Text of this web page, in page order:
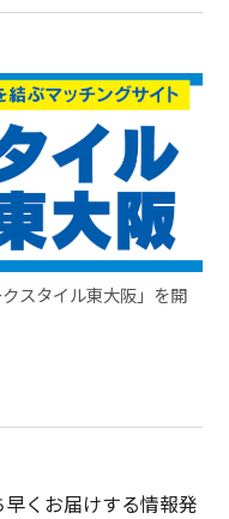
スタイル東大阪」を開
くお届けする情報発